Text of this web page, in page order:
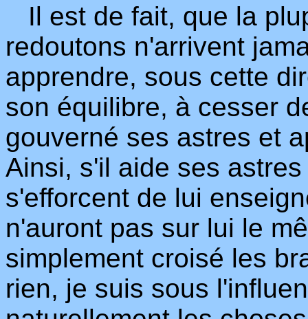
Il est de fait, que la
redoutons n'arrivent
apprendre, sous cette
son équilibre, à cesser
gouverné ses astres et
Ainsi, s'il aide ses
s'efforcent de lui
n'auront pas sur lui le
simplement croisé les
rien, je suis sous